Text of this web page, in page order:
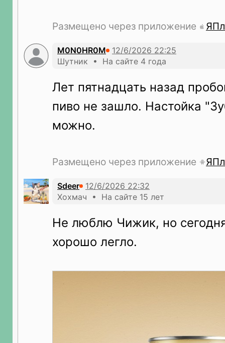
Размещено через приложение
M0N0HR0M
Шутник • На сайте 4 года
Лет пятнадцать назад
пиво не зашло. Настойка
можно.
Размещено через приложение
Sdeer
Хохмач • На сайте 15 лет
Не люблю Чижик, но
хорошо легло.